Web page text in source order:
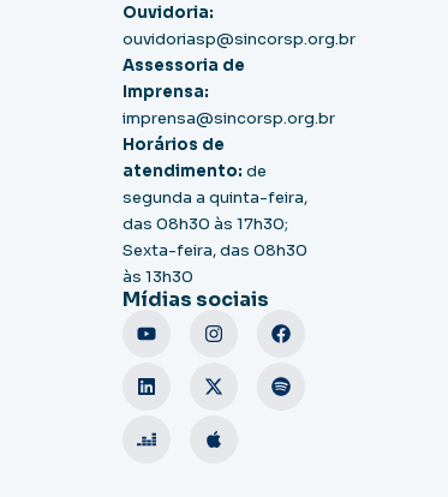
Ouvidoria:
ouvidoriasp@sincorsp.org.br
Assessoria de
Imprensa:
imprensa@sincorsp.org.br
Horários de
atendimento: de
segunda a quinta-feira,
das 08h30 às 17h30;
Sexta-feira, das 08h30
às 13h30
Mídias sociais